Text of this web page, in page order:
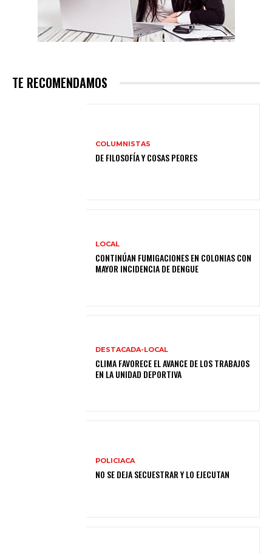
TE RECOMENDAMOS
COLUMNISTAS
DE FILOSOFÍA Y COSAS PEORES
LOCAL
CONTINÚAN FUMIGACIONES EN COLONIAS CON
MAYOR INCIDENCIA DE DENGUE
DESTACADA-LOCAL
CLIMA FAVORECE EL AVANCE DE LOS TRABAJOS
EN LA UNIDAD DEPORTIVA
POLICIACA
NO SE DEJA SECUESTRAR Y LO EJECUTAN